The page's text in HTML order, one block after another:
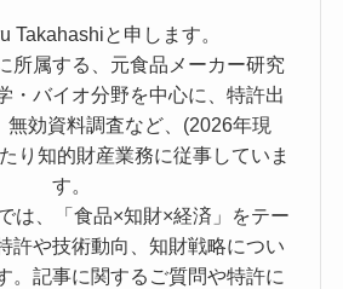
Takahashiと申します。
所属する、元食品メーカー研究
・バイオ分野を中心に、特許出
無効資料調査など、(2026年現
り知的財産業務に従事していま
す。
は、「食品×知財×経済」をテー
許や技術動向、知財戦略につい
。記事に関するご質問や特許に